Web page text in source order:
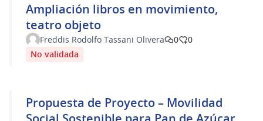
Ampliación libros en movimiento,
teatro objeto
Freddis Rodolfo Tassani Olivera 0
0
No validada
Propuesta de Proyecto – Movilidad